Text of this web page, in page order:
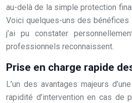
au-delà de la simple protection
Voici quelques-uns des
j’ai pu constater
professionnels reconnaissent.
Prise en charge rapide
L’un des avantages majeurs
rapidité d’intervention en cas de